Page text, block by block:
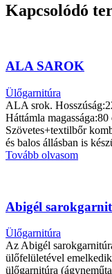
Kapcsolódó
ALA SAROK
Ülőgarnitúra
ALA srok.
Háttámla
Szövetes+textilbőr
és balos állásban is
Tovább olvasom
Abigél
Ülőgarnitúra
Az Abigél
ülőfelületével
ülőgarnitúra